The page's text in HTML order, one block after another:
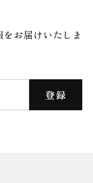
お届けいたしま
登録